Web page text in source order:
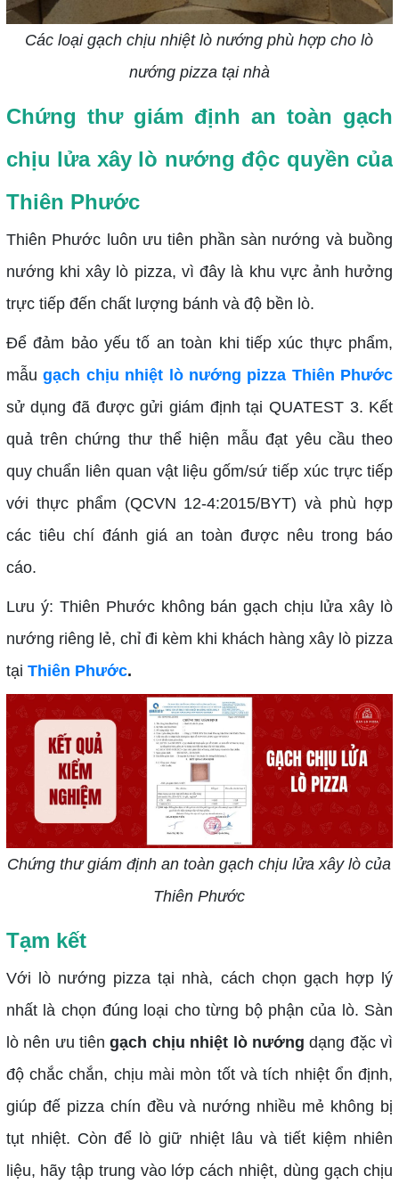
Các loại gạch chịu nhiệt lò nướng phù hợp cho lò
nướng pizza tại nhà
Chứng thư giám định an toàn gạch
chịu lửa xây lò nướng độc quyền của
Thiên Phước
Thiên Phước luôn ưu tiên phần sàn nướng và buồng
nướng khi xây lò pizza, vì đây là khu vực ảnh hưởng
trực tiếp đến chất lượng bánh và độ bền lò.
Để đảm bảo yếu tố an toàn khi tiếp xúc thực phẩm,
mẫugạch chịu nhiệt lò nướng pizza Thiên Phước
sử dụng đã được gửi giám định tại QUATEST 3. Kết
quả trên chứng thư thể hiện mẫu đạt yêu cầu theo
quy chuẩn liên quan vật liệu gốm/sứ tiếp xúc trực tiếp
với thực phẩm (QCVN 12-4:2015/BYT) và phù hợp
các tiêu chí đánh giá an toàn được nêu trong báo
cáo.
Lưu ý: Thiên Phước không bán gạch chịu lửa xây lò
nướng riêng lẻ, chỉ đi kèm khi khách hàng xây lò pizza
tại Thiên Phước.
Chứng thư giám định an toàn gạch chịu lửa xây lò của
Thiên Phước
Tạm kết
Với lò nướng pizza tại nhà, cách chọn gạch hợp lý
nhất là chọn đúng loại cho từng bộ phận của lò. Sàn
lò nên ưu tiêngạch chịu nhiệt lò nướng dạng đặc vì
độ chắc chắn, chịu mài mòn tốt và tích nhiệt ổn định,
giúp đế pizza chín đều và nướng nhiều mẻ không bị
tụt nhiệt. Còn để lò giữ nhiệt lâu và tiết kiệm nhiên
liệu, hãy tập trung vào lớp cách nhiệt, dùng gạch chịu